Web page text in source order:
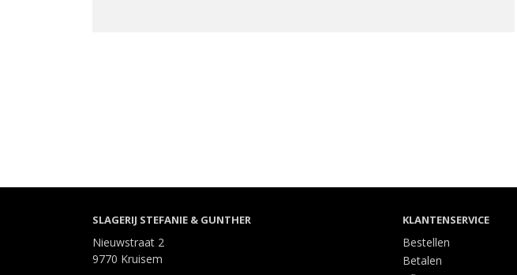
SLAGERIJ STEFANIE & GUNTHER
Nieuwstraat 2
9770 Kruisem
KLANTENSERVICE
Bestellen
Betalen